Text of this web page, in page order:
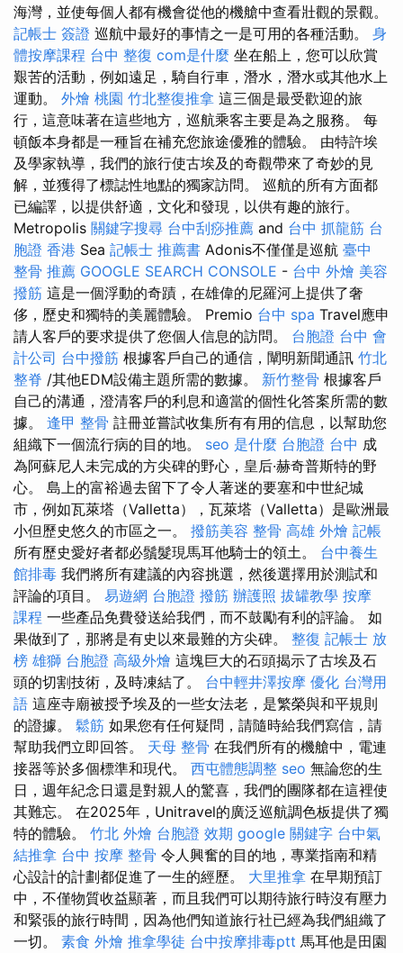
海灣，並使每個人都有機會從他的機艙中查看壯觀的景觀。
記帳士 簽證 巡航中最好的事情之一是可用的各種活動。 身
體按摩課程 台中 整復 com是什麼 坐在船上，您可以欣賞
艱苦的活動，例如遠足，騎自行車，潛水，潛水或其他水上
運動。 外燴 桃園 竹北整復推拿 這三個是最受歡迎的旅
行，這意味著在這些地方，巡航乘客主要是為之服務。 每
頓飯本身都是一種旨在補充您旅途優雅的體驗。 由特許埃
及學家執導，我們的旅行使古埃及的奇觀帶來了奇妙的見
解，並獲得了標誌性地點的獨家訪問。 巡航的所有方面都
已編譯，以提供舒適，文化和發現，以供有趣的旅行。
Metropolis 關鍵字搜尋 台中刮痧推薦 and 台中 抓龍筋 台
胞證 香港 Sea 記帳士 推薦書 Adonis不僅僅是巡航 臺中
整骨 推薦 GOOGLE SEARCH CONSOLE - 台中 外燴 美容
撥筋 這是一個浮動的奇蹟，在雄偉的尼羅河上提供了奢
侈，歷史和獨特的美麗體驗。 Premio 台中 spa Travel應申
請人客戶的要求提供了您個人信息的訪問。 台胞證 台中 會
計公司 台中撥筋 根據客戶自己的通信，闡明新聞通訊 竹北
整脊 /其他EDM設備主題所需的數據。 新竹整骨 根據客戶
自己的溝通，澄清客戶的利息和適當的個性化答案所需的數
據。 逢甲 整骨 註冊並嘗試收集所有有用的信息，以幫助您
組織下一個流行病的目的地。 seo 是什麼 台胞證 台中 成
為阿蘇尼人未完成的方尖碑的野心，皇后·赫奇普斯特的野
心。 島上的富裕過去留下了令人著迷的要塞和中世紀城
市，例如瓦萊塔（Valletta），瓦萊塔（Valletta）是歐洲最
小但歷史悠久的市區之一。 撥筋美容 整骨 高雄 外燴 記帳
所有歷史愛好者都必鬚髮現馬耳他騎士的領土。 台中養生
館排毒 我們將所有建議的內容挑選，然後選擇用於測試和
評論的項目。 易遊網 台胞證 撥筋 辦護照 拔罐教學 按摩
課程 一些產品免費發送給我們，而不鼓勵有利的評論。 如
果做到了，那將是有史以來最難的方尖碑。 整復 記帳士 放
榜 雄獅 台胞證 高級外燴 這塊巨大的石頭揭示了古埃及石
頭的切割技術，及時凍結了。 台中輕井澤按摩 優化 台灣用
語 這座寺廟被授予埃及的一些女法老，是繁榮與和平規則
的證據。 鬆筋 如果您有任何疑問，請隨時給我們寫信，請
幫助我們立即回答。 天母 整骨 在我們所有的機艙中，電連
接器等於多個標準和現代。 西屯體態調整 seo 無論您的生
日，週年紀念日還是對親人的驚喜，我們的團隊都在這裡使
其難忘。 在2025年，Unitravel的廣泛巡航調色板提供了獨
特的體驗。 竹北 外燴 台胞證 效期 google 關鍵字 台中氣
結推拿 台中 按摩 整骨 令人興奮的目的地，專業指南和精
心設計的計劃都促進了一生的經歷。 大里推拿 在早期預訂
中，不僅物質收益顯著，而且我們可以期待旅行時沒有壓力
和緊張的旅行時間，因為他們知道旅行社已經為我們組織了
一切。 素食 外燴 推拿學徒 台中按摩排毒ptt 馬耳他是田園